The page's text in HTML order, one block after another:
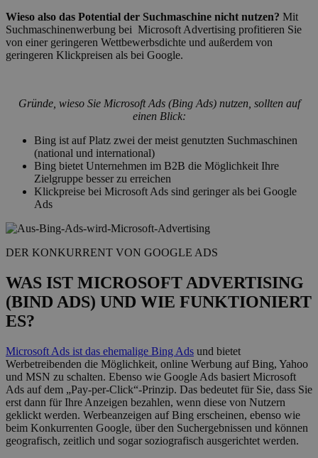
Wieso also das Potential der Suchmaschine nicht nutzen? Mit
Suchmaschinenwerbung bei Microsoft Advertising profitieren Sie
von einer geringeren Wettbewerbsdichte und außerdem von
geringeren Klickpreisen als bei Google.
Gründe, wieso Sie Microsoft Ads (Bing Ads) nutzen, sollten auf
einen Blick:
Bing ist auf Platz zwei der meist genutzten Suchmaschinen
(national und international)
Bing bietet Unternehmen im B2B die Möglichkeit Ihre
Zielgruppe besser zu erreichen
Klickpreise bei Microsoft Ads sind geringer als bei Google
Ads
DER KONKURRENT VON GOOGLE ADS
WAS IST MICROSOFT ADVERTISING
(BIND ADS) UND WIE FUNKTIONIERT
ES?
Microsoft Ads ist das ehemalige Bing Ads und bietet
Werbetreibenden die Möglichkeit, online Werbung auf Bing, Yahoo
und MSN zu schalten. Ebenso wie Google Ads basiert Microsoft
Ads auf dem „Pay-per-Click“-Prinzip. Das bedeutet für Sie, dass Sie
erst dann für Ihre Anzeigen bezahlen, wenn diese von Nutzern
geklickt werden. Werbeanzeigen auf Bing erscheinen, ebenso wie
beim Konkurrenten Google, über den Suchergebnissen und können
geografisch, zeitlich und sogar soziografisch ausgerichtet werden.